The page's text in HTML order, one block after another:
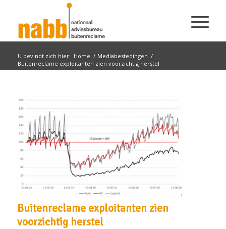
U bevindt zich hier: Home / Mediabestedingen /
Buitenreclame exploitanten zien voorzichtig herstel
Buitenreclame exploitanten zien
voorzichtig herstel